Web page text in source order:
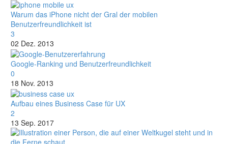
Warum das iPhone nicht der Gral der mobilen
Benutzerfreundlichkeit ist
3
02 Dez. 2013
Google-Ranking und Benutzerfreundlichkeit
0
18 Nov. 2013
Aufbau eines Business Case für UX
2
13 Sep. 2017